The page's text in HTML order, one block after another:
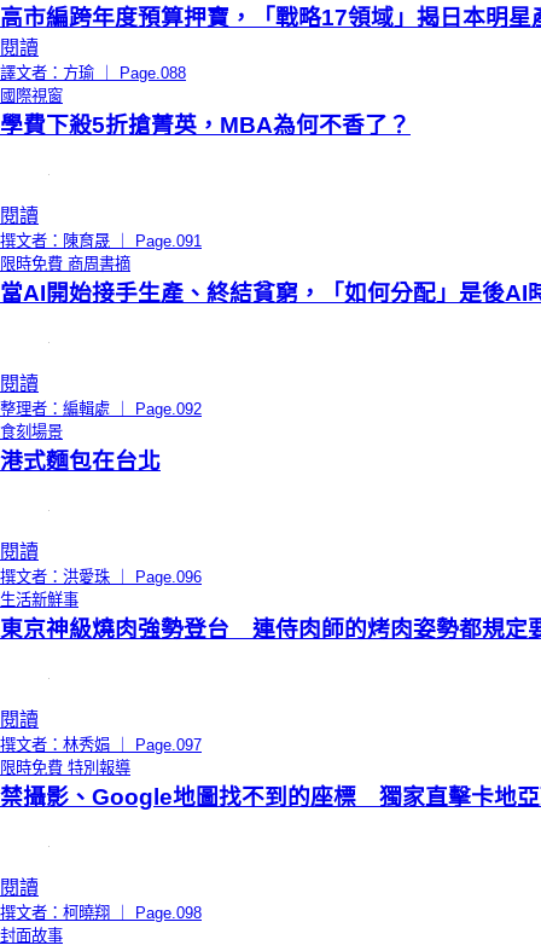
高市編跨年度預算押寶，「戰略17領域」揭日本明星
閱讀
譯文者：方瑜 ｜ Page.088
國際視窗
學費下殺5折搶菁英，MBA為何不香了？
閱讀
撰文者：陳育晟 ｜ Page.091
限時免費 商周書摘
當AI開始接手生產、終結貧窮，「如何分配」是後AI
閱讀
整理者：編輯處 ｜ Page.092
食刻場景
港式麵包在台北
閱讀
撰文者：洪愛珠 ｜ Page.096
生活新鮮事
東京神級燒肉強勢登台 連侍肉師的烤肉姿勢都規定
閱讀
撰文者：林秀娟 ｜ Page.097
限時免費 特別報導
禁攝影、Google地圖找不到的座標 獨家直擊卡地
閱讀
撰文者：柯曉翔 ｜ Page.098
封面故事